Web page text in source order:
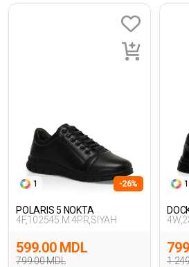
1 -26%
POLARIS 5 NOKTA
4F,102545.M 4PR,SIYAH
799.00 MDL
599.00 MDL
1
1